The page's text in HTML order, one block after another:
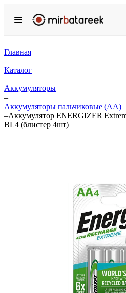
Главная
–
Каталог
–
Аккумуляторы
–
Аккумуляторы пальчиковые (АА)
–Аккумулятор ENERGIZER
BL4 (блистер 4шт)